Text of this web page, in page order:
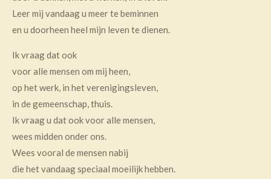
Leer mij vandaag u meer te beminnen
en u doorheen heel mijn leven te dienen.
Ik vraag dat ook
voor alle mensen om mij heen,
op het werk, in het verenigingsleven,
in de gemeenschap, thuis.
Ik vraag u dat ook voor alle mensen,
wees midden onder ons.
Wees vooral de mensen nabij
die het vandaag speciaal moeilijk hebben.